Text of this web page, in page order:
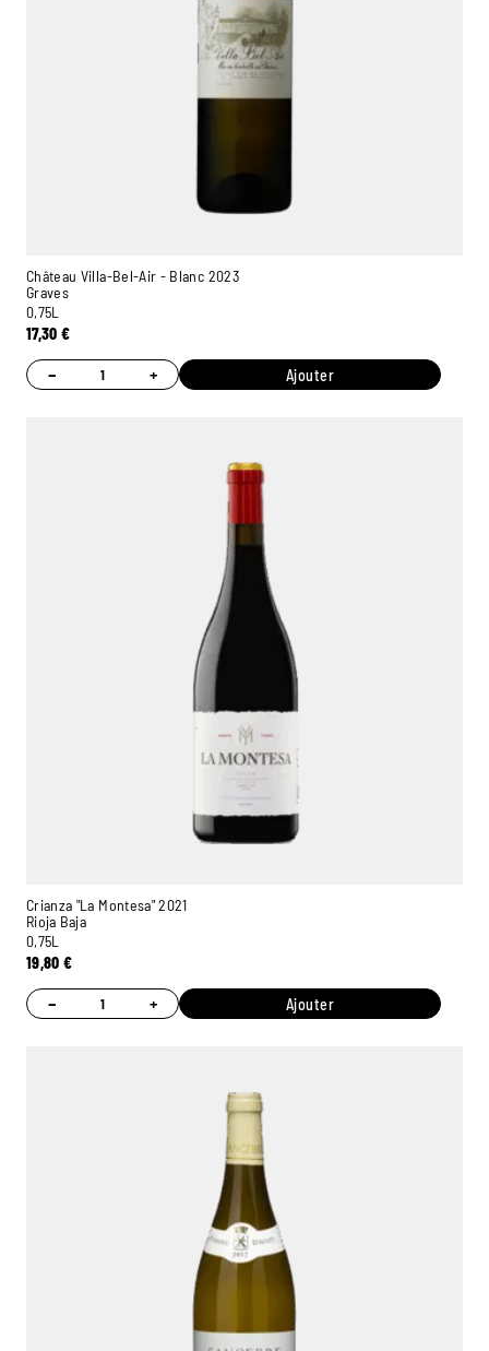
Château Villa-Bel-Air - Blanc 2023
Graves
0,75L
17,30€
− + Ajouter
Crianza "La Montesa" 2021
Rioja Baja
0,75L
19,80€
− + Ajouter